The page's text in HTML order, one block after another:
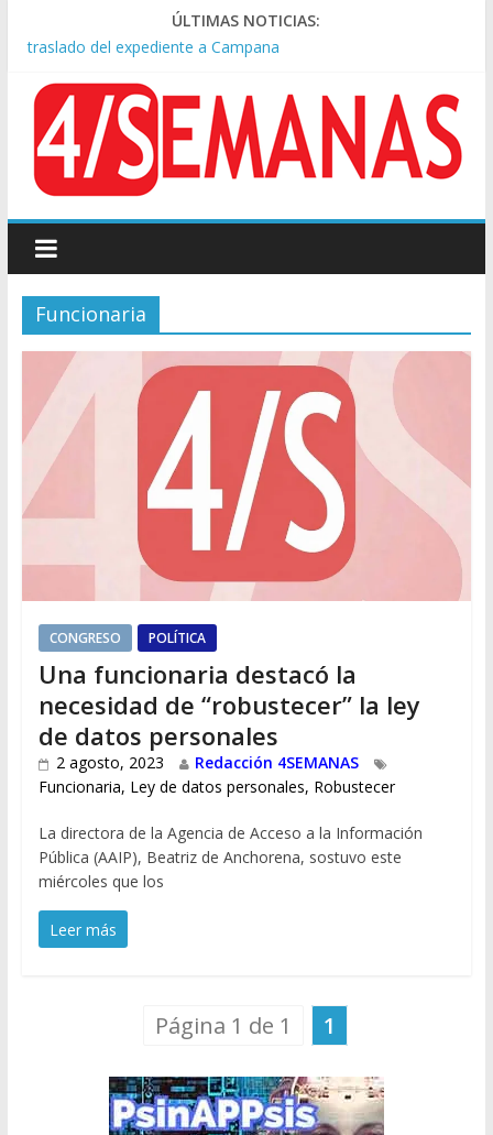
ÚLTIMAS NOTICIAS:
Causa AFA: el juez Amarante calificó de “ficción judicial” el
traslado del expediente a Campana
colectivo: siete heridos
Día de San Cayetano: masiva marcha a Plaza de Mayo de
sindicatos y organizaciones sociales
Pesar por la muerte de Leandro Rud, histórico representante
y conductor de TV
apuntó: “Vino un poco endiablada”
Funcionaria
CONGRESO POLÍTICA
Una funcionaria destacó la
necesidad de “robustecer” la ley
de datos personales
2 agosto, 2023
Redacción 4SEMANAS
Funcionaria, Ley de datos personales, Robustecer
La directora de la Agencia de Acceso a la Información
Pública (AAIP), Beatriz de Anchorena, sostuvo este
miércoles que los
Leer más
Página 1 de 1 1